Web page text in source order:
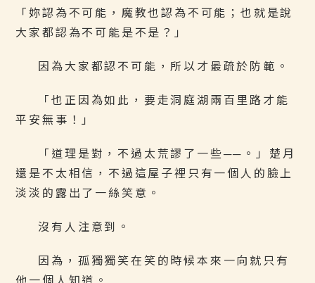
「妳認為不可能，魔教也認為不可能；也就是說
大家都認為不可能是不是？」
因為大家都認不可能，所以才最疏於防範。
「也正因為如此，要走洞庭湖兩百里路才能
平安無事！」
「道理是對，不過太荒謬了一些──。」楚月
還是不太相信，不過這屋子裡只有一個人的臉上
淡淡的露出了一絲笑意。
沒有人注意到。
因為，孤獨獨笑在笑的時候本來一向就只有
他一個人知道。